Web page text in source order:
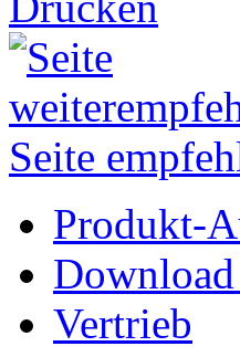
Seite
Produkt-
Vertrieb